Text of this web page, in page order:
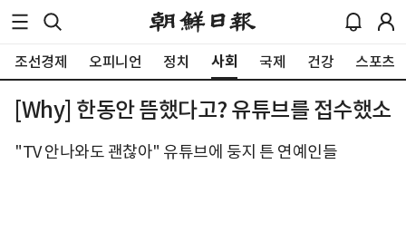
조선경제 오피니언 정치 사회 국제 건강 스포츠
[Why] 한동안 뜸했다고? 유튜브를 접수했소
"TV 안나와도 괜찮아" 유튜브에 둥지 튼 연예인들